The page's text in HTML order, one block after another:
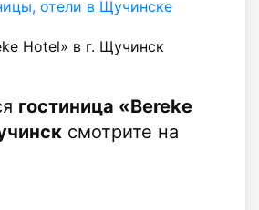
отели в Щучинске
Hotel» в г. Щучинск
гостиница «Bereke
смотрите на